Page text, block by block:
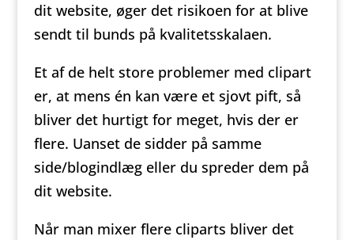
dit website, øger det risikoen for at blive
sendt til bunds på kvalitetsskalaen.
Et af de helt store problemer med clipart
er, at mens én kan være et sjovt pift, så
bliver det hurtigt for meget, hvis der er
flere. Uanset de sidder på samme
side/blogindlæg eller du spreder dem på
dit website.
Når man mixer flere cliparts bliver det